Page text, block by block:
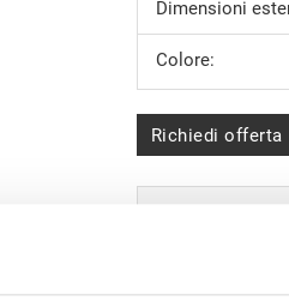
Dimensioni
Colore:
Richiedi offerta